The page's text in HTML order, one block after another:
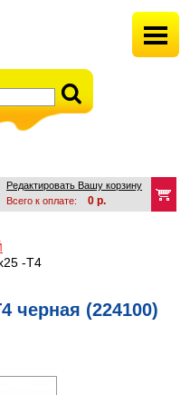
Редактировать Вашу корзину
Всего к оплате:
0 р.
-Т4
черная (224100)